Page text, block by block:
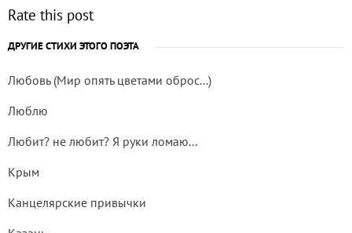
Rate this post
ДРУГИЕ СТИХИ ЭТОГО ПОЭТА
Любовь (Мир опять цветами оброс...)
Люблю
Любит? не любит? Я руки ломаю...
Крым
Канцелярские привычки